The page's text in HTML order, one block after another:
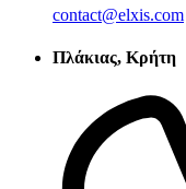
contact@elxis.com
Πλάκιας, Κρήτη